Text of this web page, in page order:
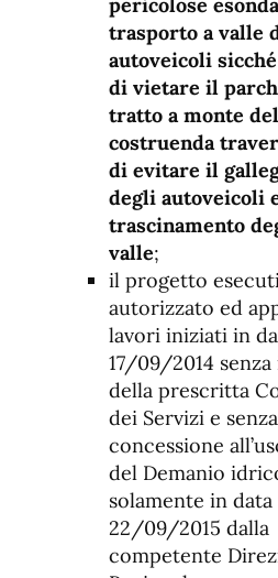
pericolose
trasporto a valle
autoveicoli
di vietare il
tratto a monte
costruenda
di evitare il
degli autoveicoli
trascinamento
valle;
il progetto
autorizzato ed
lavori iniziati in
17/09/2014
della prescritta
dei Servizi e senza
concessione
del Demanio
solamente in data
22/09/2015 dalla
competente